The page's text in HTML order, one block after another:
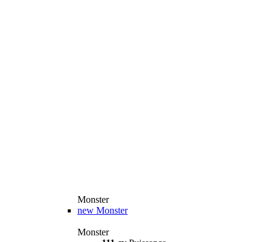
Monster
new Monster
Monster